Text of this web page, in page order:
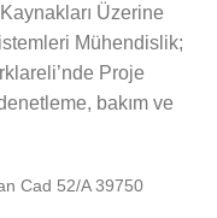
Üzerine
Mühendislik;
Proje
bakım ve
Cad 52/A 39750